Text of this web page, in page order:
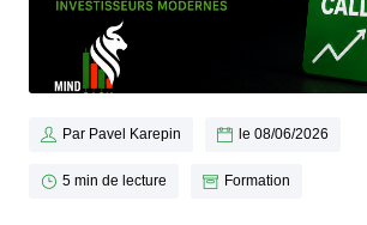
Par Pavel Karepin le 08/06/2026
5 min de lecture Formation